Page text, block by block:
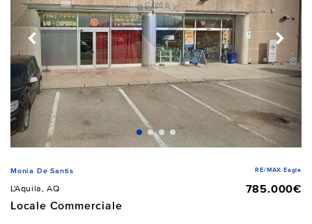
Monia De Santis RE/MAX Eagle
L'Aquila, AQ
785.000€
Locale Commerciale